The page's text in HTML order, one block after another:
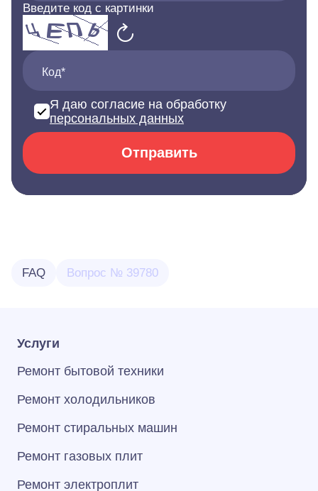
Введите код с картинки
Код*
Я даю согласие на обработку
персональных данных
Отправить
FAQ Вопрос № 39780
Услуги
Ремонт бытовой техники
Ремонт холодильников
Ремонт стиральных машин
Ремонт газовых плит
Ремонт электроплит